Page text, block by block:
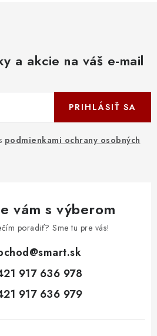
a akcie na váš e-mail
podmienkami ochrany osobných
PRIHLÁSIŤ SA
vám s výberom
poradiť? Sme tu pre vás!
@smart.sk
917 636 978
917 636 979